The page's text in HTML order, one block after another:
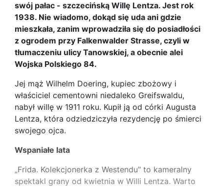
swój pałac - szczecińską Willę Lentza. Jest rok
1938. Nie wiadomo, dokąd się uda ani gdzie
mieszkała, zanim wprowadziła się do posiadłości
z ogrodem przy Falkenwalder Strasse, czyli w
tłumaczeniu ulicy Tanowskiej, a obecnie alei
Wojska Polskiego 84.
Jej mąż Wilhelm Doering, kupiec zbożowy i
właściciel cementowni niedaleko Greifswaldu,
nabył willę w 1911 roku. Kupił ją od córki Augusta
Lentza, która odziedziczyła rezydencję po śmierci
swojego ojca.
Wspaniałe lata
„Frida. Kolekcjonerka z Westendu" to kameralny
spektakl grany od kwietnia w Willi Lentza. Warto